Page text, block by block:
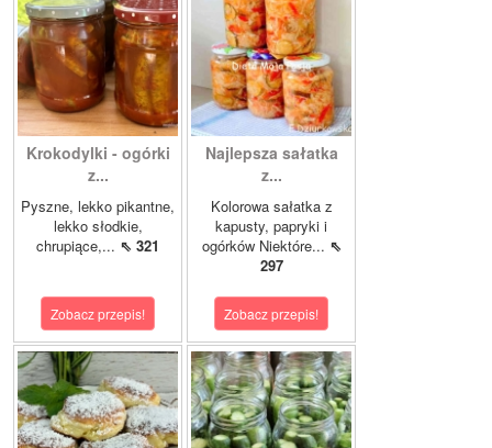
Krokodylki - ogórki
z...
Pyszne, lekko pikantne,
lekko słodkie,
chrupiące,... ⇖ 321
Zobacz przepis!
Najlepsza sałatka
z...
Kolorowa sałatka z
kapusty, papryki i
ogórków Niektóre... ⇖
297
Zobacz przepis!